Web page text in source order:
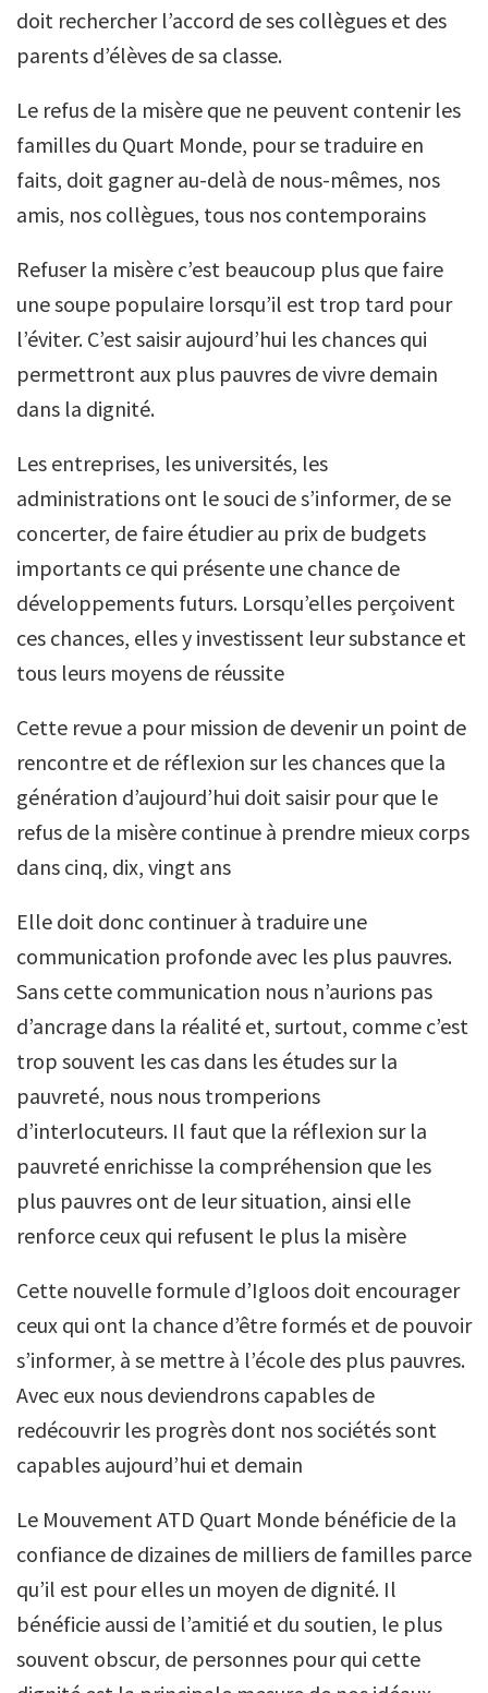
doit rechercher l’accord de ses collègues et des
parents d’élèves de sa classe.
Le refus de la misère que ne peuvent contenir les
familles du Quart Monde, pour se traduire en
faits, doit gagner au-delà de nous-mêmes, nos
amis, nos collègues, tous nos contemporains
Refuser la misère c’est beaucoup plus que faire
une soupe populaire lorsqu’il est trop tard pour
l’éviter. C’est saisir aujourd’hui les chances qui
permettront aux plus pauvres de vivre demain
dans la dignité.
Les entreprises, les universités, les
administrations ont le souci de s’informer, de se
concerter, de faire étudier au prix de budgets
importants ce qui présente une chance de
développements futurs. Lorsqu’elles perçoivent
ces chances, elles y investissent leur substance et
tous leurs moyens de réussite
Cette revue a pour mission de devenir un point de
rencontre et de réflexion sur les chances que la
génération d’aujourd’hui doit saisir pour que le
refus de la misère continue à prendre mieux corps
dans cinq, dix, vingt ans
Elle doit donc continuer à traduire une
communication profonde avec les plus pauvres.
Sans cette communication nous n’aurions pas
d’ancrage dans la réalité et, surtout, comme c’est
trop souvent les cas dans les études sur la
pauvreté, nous nous tromperions
d’interlocuteurs. Il faut que la réflexion sur la
pauvreté enrichisse la compréhension que les
plus pauvres ont de leur situation, ainsi elle
renforce ceux qui refusent le plus la misère
Cette nouvelle formule d’Igloos doit encourager
ceux qui ont la chance d’être formés et de pouvoir
s’informer, à se mettre à l’école des plus pauvres.
Avec eux nous deviendrons capables de
redécouvrir les progrès dont nos sociétés sont
capables aujourd’hui et demain
Le Mouvement ATD Quart Monde bénéficie de la
confiance de dizaines de milliers de familles parce
qu’il est pour elles un moyen de dignité. Il
bénéficie aussi de l’amitié et du soutien, le plus
souvent obscur, de personnes pour qui cette